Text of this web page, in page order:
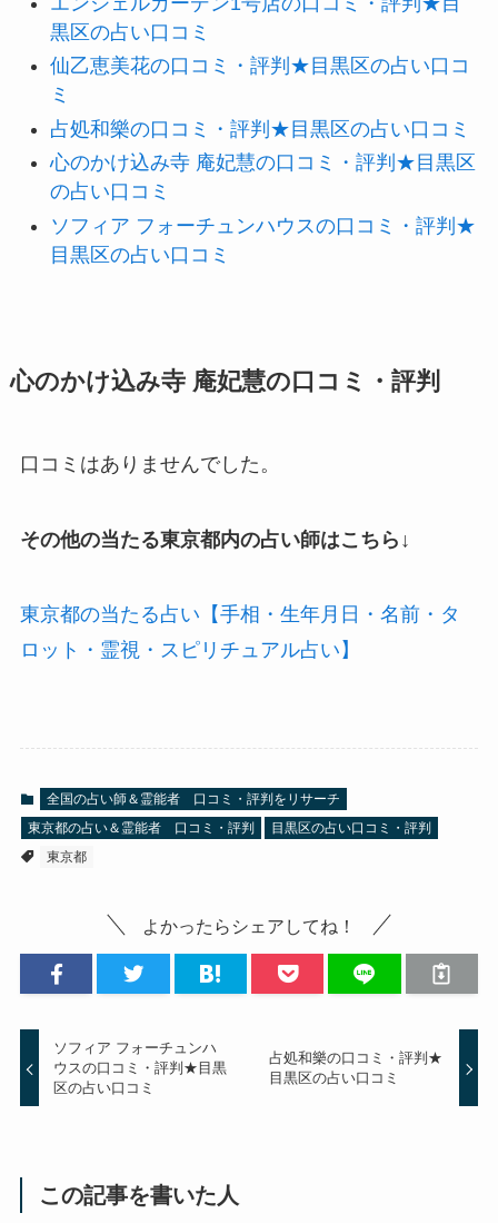
黒区の占い口コミ
仙乙恵美花の口コミ・評判★目黒区の占い口コ
ミ
占処和樂の口コミ・評判★目黒区の占い口コミ
心のかけ込み寺 庵妃慧の口コミ・評判★目黒区
の占い口コミ
ソフィア フォーチュンハウスの口コミ・評判★
目黒区の占い口コミ
心のかけ込み寺 庵妃慧の口コミ・評判
口コミはありませんでした。
その他の当たる東京都内の占い師はこちら↓
東京都の当たる占い【手相・生年月日・名前・タ
ロット・霊視・スピリチュアル占い】
全国の占い師＆霊能者 口コミ・評判をリサーチ
東京都の占い＆霊能者 口コミ・評判
目黒区の占い口コミ・評判
東京都
よかったらシェアしてね！
ソフィア フォーチュンハ
ウスの口コミ・評判★目黒
区の占い口コミ
占処和樂の口コミ・評判★
目黒区の占い口コミ
この記事を書いた人